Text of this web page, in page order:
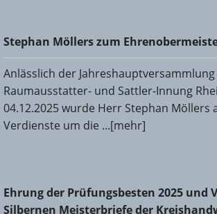
Stephan Möllers zum Ehrenobermeister
Stephan Möllers zum
Anlässlich der
Raumausstatter- und Sattler-Innung
04.12.2025 wurde Herr Stephan Möllers
Verdienste um die ...[mehr]
Ehrung der Prüfungsbesten 2025 und
Silbernen Meisterbriefe der
Ehrung der Prüfungsbesten 2025 und
Silbernen Meisterbriefe der